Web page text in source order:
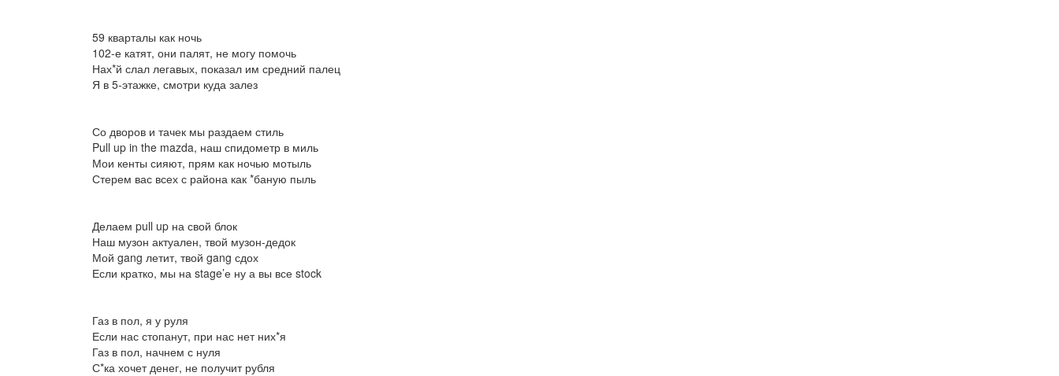
59 кварталы как ночь
102-е катят, они палят, не могу помочь
Нах*й слал легавых, показал им средний палец
Я в 5-этажке, смотри куда залез
Со дворов и тачек мы раздаем стиль
Pull up in the mazda, наш спидометр в миль
Мои кенты сияют, прям как ночью мотыль
Стерем вас всех с района как *баную пыль
Делаем pull up на свой блок
Наш музон актуален, твой музон-дедок
Мой gang летит, твой gang сдох
Если кратко, мы на stage’е ну а вы все stock
Газ в пол, я у руля
Если нас стопанут, при нас нет них*я
Газ в пол, начнем с нуля
С*ка хочет денег, не получит рубля